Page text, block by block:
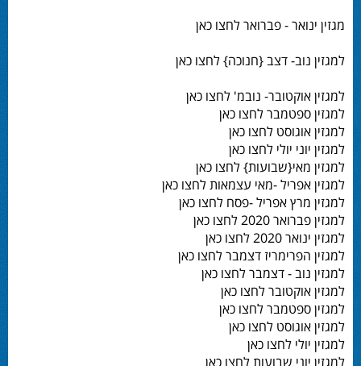
מגזין ינואר - פברואר לחצו כאן
למגזין נוב- דצב {חנוכה} לחצו כאן
למגזין אוקטובר- נובמ' לחצו כאן
למגזין ספטמבר לחצו כאן
למגזין אוגוסט לחצו כאן
למגזין יוני יולי לחצו כאן
למגזין מאי{שבועות} לחצו כאן
למגזין אפריל -מאי עצמאות לחצו כאן
למגזין מרץ אפריל -פסח לחצו כאן
למגזין פברואר 2020 לחצו כאן
למגזין ינואר 2020 לחצו כאן
למגזין הפרימריז דצמבר לחצו כאן
למגזין נוב - דצמבר לחצו כאן
למגזין אוקטובר לחצו כאן
למגזין ספטמבר לחצו כאן
למגזין אוגוסט לחצו כאן
למגזין יולי לחצו כאן
למגזין יוני שבועות לחצו כאן